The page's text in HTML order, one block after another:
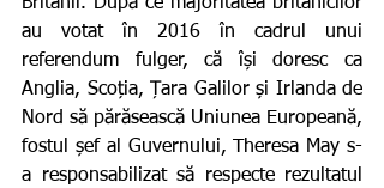
Britanii. După ce majoritatea britanicilor
au votat în 2016 în cadrul unui
referendum fulger, că își doresc ca
Anglia, Scoția, Țara Galilor și Irlanda de
Nord să părăsească Uniunea Europeană,
fostul șef al Guvernului, Theresa May s-
a responsabilizat să respecte rezultatul